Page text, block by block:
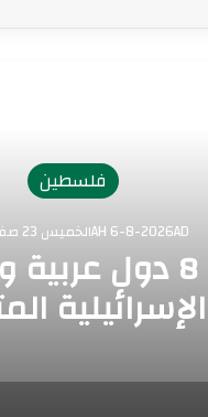
فلسطين
الخميس 23 صفر 1448AH 6-8-2026AD
وزراء خارجية 8